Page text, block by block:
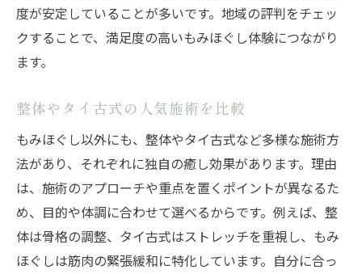
度が安定していることが多いです。地域の評判をチェッ
クすることで、満足度の高いもみほぐし体験につながり
ます。
整体やタイ古式の人気施術を比較
もみほぐし以外にも、整体やタイ古式など多様な施術方
法があり、それぞれに独自の癒し効果があります。理由
は、施術のアプローチや重点を置くポイントが異なるた
め、目的や体調に合わせて選べるからです。例えば、整
体は骨格の調整、タイ古式はストレッチを重視し、もみ
ほぐしは筋肉の緊張緩和に特化しています。自分に合っ